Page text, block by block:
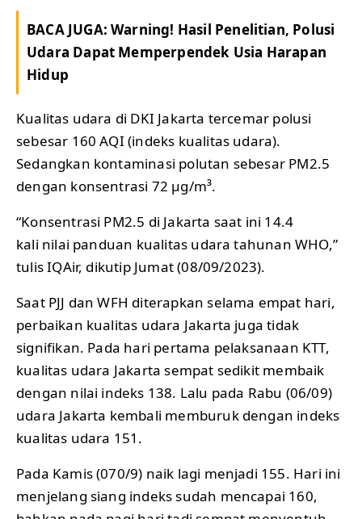
BACA JUGA:Warning! Hasil Penelitian, Polusi
Udara Dapat Memperpendek Usia Harapan
Hidup
Kualitas udara di DKI Jakarta tercemar polusi
sebesar 160 AQI (indeks kualitas udara).
Sedangkan kontaminasi polutan sebesar PM2.5
dengan konsentrasi 72 µg/m³.
“Konsentrasi PM2.5 di Jakarta saat ini 14.4
kali nilai panduan kualitas udara tahunan WHO,”
tulis IQAir, dikutip Jumat (08/09/2023).
Saat PJJ dan WFH diterapkan selama empat hari,
perbaikan kualitas udara Jakarta juga tidak
signifikan. Pada hari pertama pelaksanaan KTT,
kualitas udara Jakarta sempat sedikit membaik
dengan nilai indeks 138. Lalu pada Rabu (06/09)
udara Jakarta kembali memburuk dengan indeks
kualitas udara 151.
Pada Kamis (070/9) naik lagi menjadi 155. Hari ini
menjelang siang indeks sudah mencapai 160,